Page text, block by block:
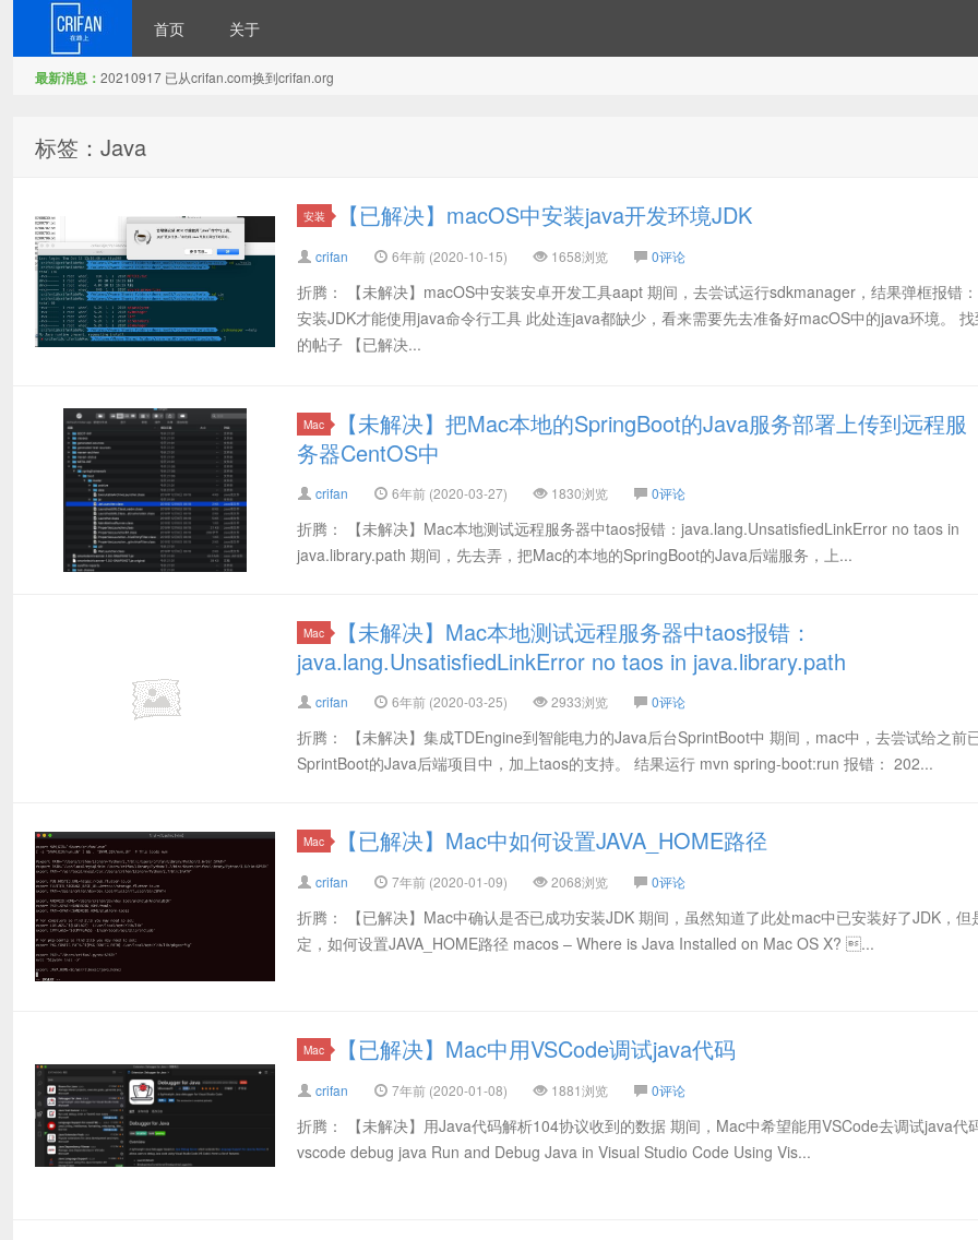
首页 关于
最新消息： 20210917 已从crifan.com换到crifan.org
标签：Java
安装 【已解决】macOS中安装java开发环境JDK
crifan 6年前 (2020-10-15) 1658浏览 0评论
折腾： 【未解决】macOS中安装安卓开发工具aapt 期间，去尝试运行sdkmanager，结果弹框报错
安装JDK才能使用java命令行工具 此处连java都缺少，看来需要先去准备好macOS中的java环境。
的帖子 【已解决...
Mac
【未解决】把Mac本地的SpringBoot的Java服务部署上传到远程服
务器CentOS中
crifan 6年前 (2020-03-27) 1830浏览 0评论
折腾： 【未解决】Mac本地测试远程服务器中taos报错：java.lang.UnsatisfiedLinkError no taos in
java.library.path 期间，先去弄，把Mac的本地的SpringBoot的Java后端服务，上...
Mac
【未解决】Mac本地测试远程服务器中taos报错：
java.lang.UnsatisfiedLinkError no taos in java.library.path
crifan 6年前 (2020-03-25) 2933浏览 0评论
折腾： 【未解决】集成TDEngine到智能电力的Java后台SprintBoot中 期间，mac中，去尝试给之前
SprintBoot的Java后端项目中，加上taos的支持。 结果运行 mvn spring-boot:run 报错： 202...
Mac 【已解决】Mac中如何设置JAVA_HOME路径
crifan 7年前 (2020-01-09) 2068浏览 0评论
折腾： 【已解决】Mac中确认是否已成功安装JDK 期间，虽然知道了此处mac中已安装好了JDK，但
定，如何设置JAVA_HOME路径 macos – Where is Java Installed on Mac OS X? ...
Mac 【已解决】Mac中用VSCode调试java代码
crifan 7年前 (2020-01-08) 1881浏览 0评论
折腾： 【未解决】用Java代码解析104协议收到的数据 期间，Mac中希望能用VSCode去调试java代码
vscode debug java Run and Debug Java in Visual Studio Code Using Vis...